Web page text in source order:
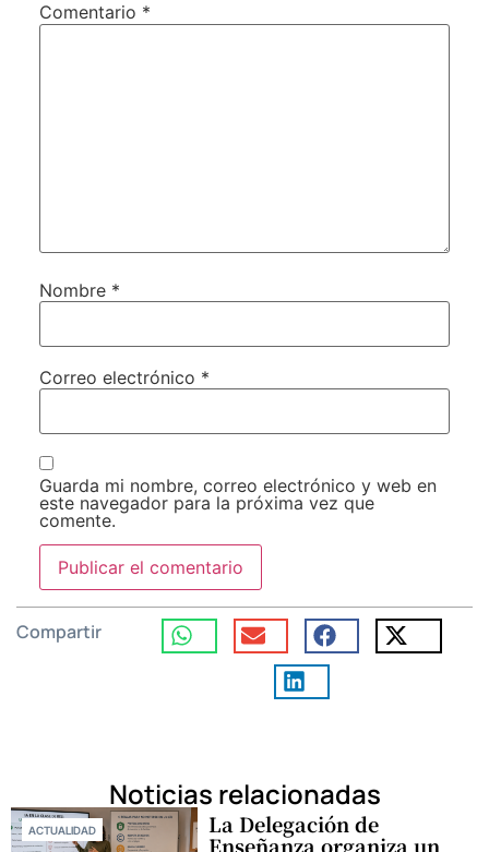
Comentario *
Nombre *
Correo electrónico *
Guarda mi nombre, correo electrónico y web en
este navegador para la próxima vez que
comente.
Compartir
Noticias relacionadas
ACTUALIDAD La Delegación de
Enseñanza organiza un